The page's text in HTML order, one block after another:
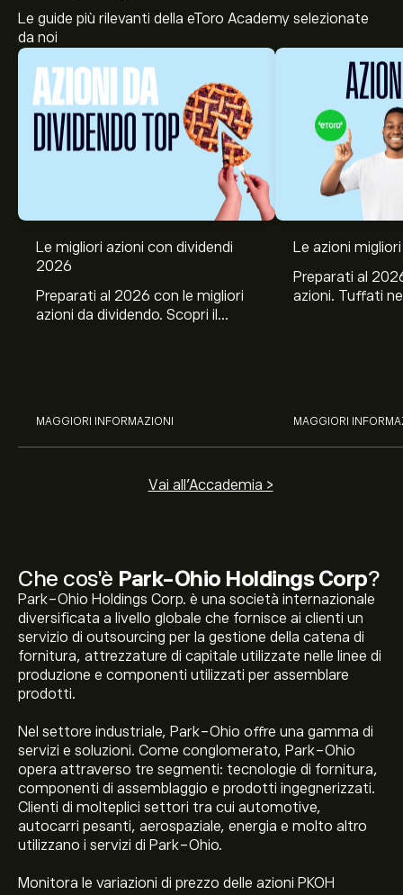
Che cos'è Park-Ohio Holdings Corp?
Park-Ohio Holdings Corp. è una società internazionale
diversificata a livello globale che fornisce ai clienti un
servizio di outsourcing per la gestione della catena di
fornitura, attrezzature di capitale utilizzate nelle linee di
produzione e componenti utilizzati per assemblare
prodotti.
Nel settore industriale, Park-Ohio offre una gamma di
servizi e soluzioni. Come conglomerato, Park-Ohio
opera attraverso tre segmenti: tecnologie di fornitura,
componenti di assemblaggio e prodotti ingegnerizzati.
Clienti di molteplici settori tra cui automotive,
autocarri pesanti, aerospaziale, energia e molto altro
utilizzano i servizi di Park-Ohio.
Monitora le variazioni di prezzo delle azioni PKOH
Le guide più rilevanti della eToro Academy selezionate
da noi
Le migliori azioni con dividendi
2026
Preparati al 2026 con le migliori
azioni da dividendo. Scopri il
MAGGIORI INFORMAZIONI
Le azioni
Preparati al
azioni. Tuffati
MAGGIORI
Vai all'Accademia >
Il prezzo attuale delle azioni PKOH è di 45.60‎$‎.